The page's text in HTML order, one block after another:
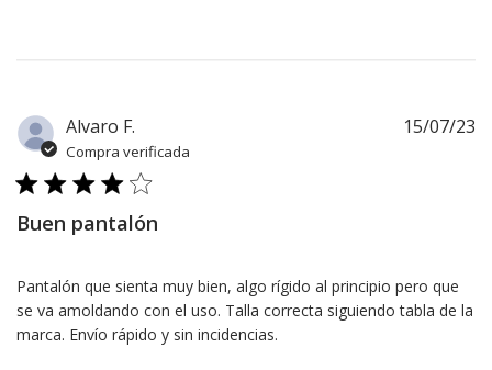
Alvaro F.
Compra verificada
Buen pantalón
Pantalón que sienta muy bien, algo rígido al principio pero que
se va amoldando con el uso. Talla correcta siguiendo tabla de la
marca. Envío rápido y sin incidencias.
15/07/23